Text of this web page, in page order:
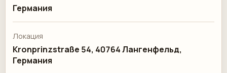
Германия
Локация
Kronprinzstraße 54, 40764 Лангенфельд,
Германия